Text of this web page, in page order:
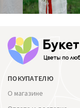
ПОКУПАТЕЛЮ
О магазине